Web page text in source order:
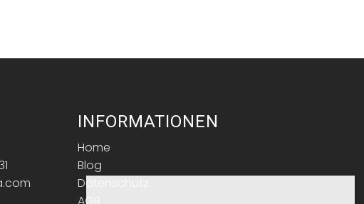
INFORMATIONEN
Home
Blog
Datenschutz
AGB